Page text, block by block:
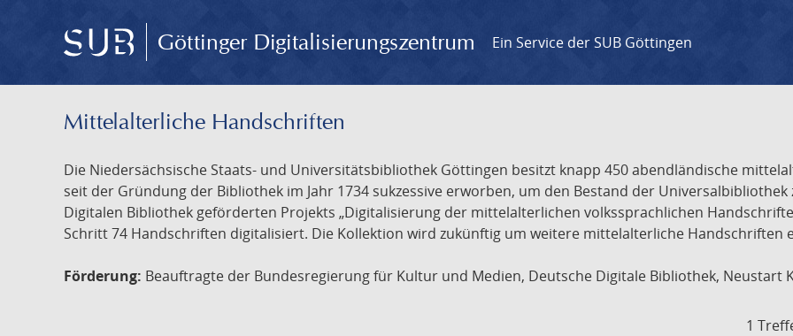
Göttinger Digitalisierungszentrum Ein Service der SUB Göttingen
Mittelalterliche Handschriften
Die Niedersächsische Staats- und Universitätsbibliothek Göttingen besitzt knapp 450 abendländische
seit der Gründung der Bibliothek im Jahr 1734 sukzessive erworben, um den Bestand der
Digitalen Bibliothek geförderten Projekts „Digitalisierung der mittelalterlichen volkssprachlichen
Schritt 74 Handschriften digitalisiert. Die Kollektion wird zukünftig um weitere mittelalterliche Handschriften
Förderung: Beauftragte der Bundesregierung für Kultur und Medien, Deutsche Digitale Bibliothek, Neustart
1